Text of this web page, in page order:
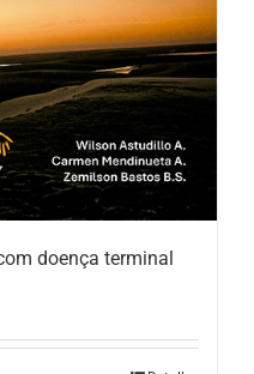
doença terminal